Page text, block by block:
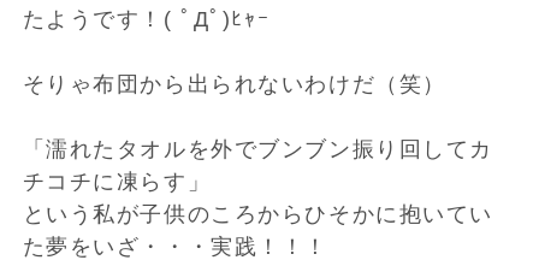
たようです！( ﾟДﾟ)ﾋｬｰ
そりゃ布団から出られないわけだ（笑）
「濡れたタオルを外でブンブン振り回してカ
チコチに凍らす」
という私が子供のころからひそかに抱いてい
た夢をいざ・・・実践！！！